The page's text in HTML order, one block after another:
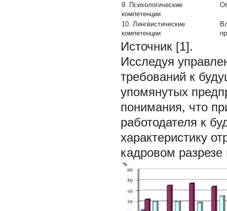
9. Психологические
компетенции
10. Лингвистические
компетенции
Источник [1].
Исследуя
требований к
упомянутых
понимания, что
работодателя к
характеристику
кадровом